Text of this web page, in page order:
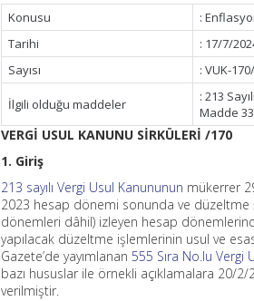
Konusu
:
Tarihi
: 17/7/
Sayısı
: VUK-
İlgili olduğu maddeler
: 213
Madde 33
VERGİ USUL KANUNU SİRKÜLERİ /170
1. Giriş
213 sayılı Vergi Usul Kanununun mükerrer
2023 hesap dönemi sonunda ve düzeltme
dönemleri dâhil) izleyen hesap
yapılacak düzeltme işlemlerinin usul ve
Gazete’de yayımlanan555 Sıra No.lu Vergi
bazı hususlar ile örnekli açıklamalara 20/2/
verilmiştir.